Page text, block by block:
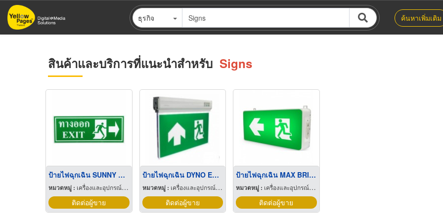
ข้าม
ไป
ธุรกิจ ค้นหาเพิ่มเติม
สินค้าและบริการที่แนะนำสำหรับ Signs
ป้ายไฟฉุกเฉิน SUNNY Emergency Exit Signs
หมวดหมู่ : เครื่องและอุปกรณ์ดับเพลิง
ติดต่อผู้ขาย
ป้ายไฟฉุกเฉิน DYNO Emergency Exit Signs
หมวดหมู่ : เครื่องและอุปกรณ์ดับเพลิง
ติดต่อผู้ขาย
ป้ายไฟฉุกเฉิน MAX BRIGHT Emergency Exit Signs
หมวดหมู่ : เครื่องและอุปกรณ์ดับเพลิง
ติดต่อผู้ขาย